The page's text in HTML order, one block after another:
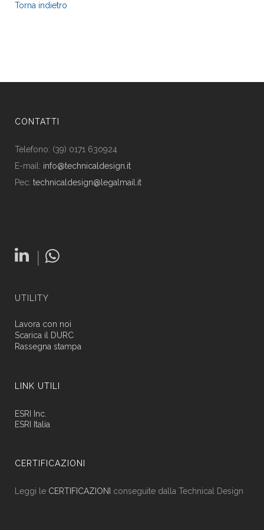
Torna indietro
CONTATTI
Telefono: (39) 0171 630924
E-mail: info@technicaldesign.it
Pec: technicaldesign@legalmail.it
|
UTILITY
Lavora con noi
Scarica il DURC
Rassegna stampa
LINK UTILI
ESRI Inc.
ESRI Italia
CERTIFICAZIONI
Leggi le CERTIFICAZIONI conseguite dalla Technical Design